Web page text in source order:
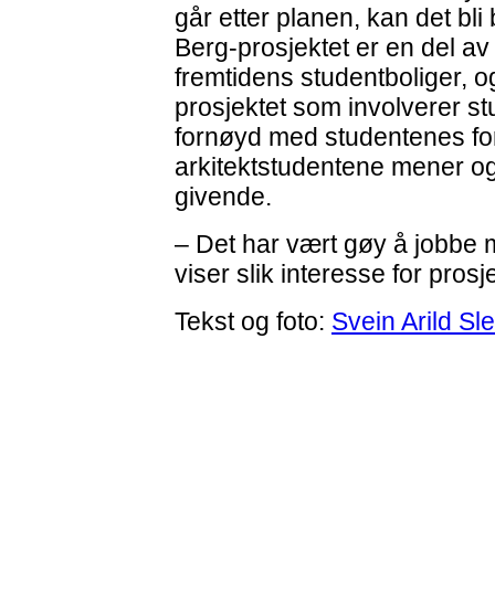
går etter planen, kan det
Berg-prosjektet er en del
fremtidens studentboliger,
prosjektet som involverer
fornøyd med studentenes
arkitektstudentene mener
givende.
– Det har vært gøy å jobbe
viser slik interesse for
Tekst og foto: Svein Arild